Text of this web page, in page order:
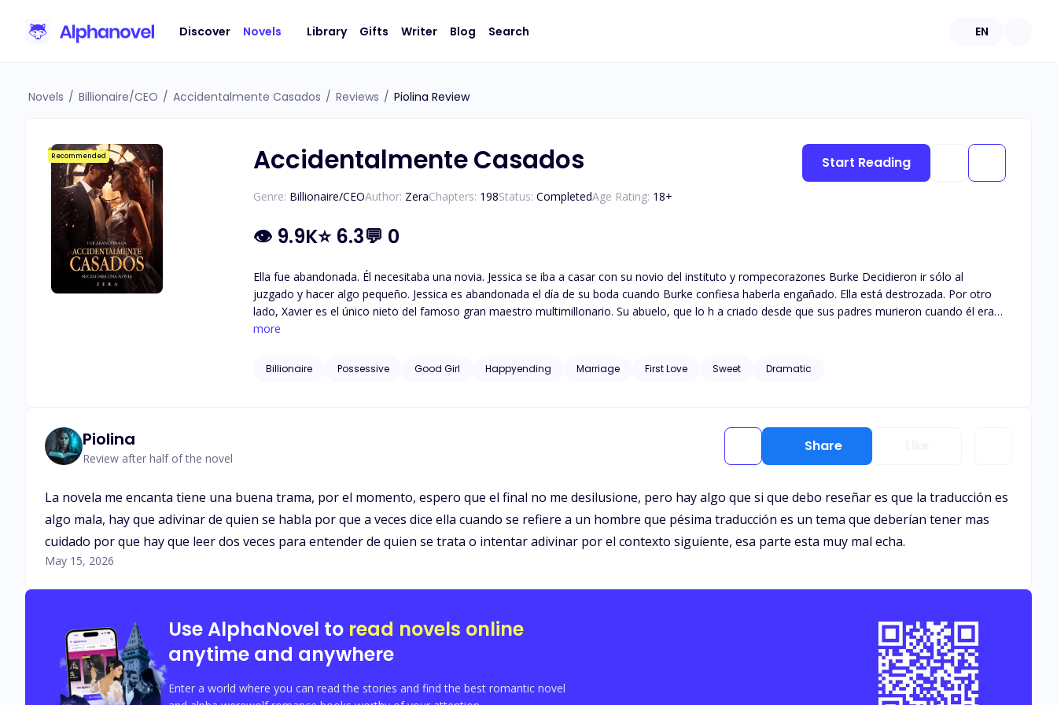
Discover Novels Library Gifts Writer Blog Search EN
Novels / Billionaire/CEO / Accidentalmente Casados / Reviews / Piolina Review
Recommended Accidentalmente Casados
Genre: Billionaire/CEOAuthor: ZeraChapters: 198Status: CompletedAge Rating: 18+
👁 9.9K⭐ 6.3💬 0
Ella fue abandonada. Él necesitaba una novia. Jessica se iba a casar con su novio del instituto y rompecorazones Burke Decidieron ir sólo al
juzgado y hacer algo pequeño. Jessica es abandonada el día de su boda cuando Burke confiesa haberla engañado. Ella está destrozada. Por otro
lado, Xavier es el único nieto del famoso gran maestro multimillonario. Su abuelo, que lo h a criado desde que sus padres murieron cuando él era
aún muy pequeño, está a punto de morir. El abuelo quiere que su nieto se case antes de transferirle la propiedad de la empresa. No le importa con
había visto antes no aparece el día de la boda. Casualmente, Jessica y Xavier coinciden en el mismo juzgado al mismo tiempo. Mientras Jessica
more
Billionaire Possessive Good Girl Happyending Marriage First Love Sweet Dramatic
Start Reading
Piolina
Review after half of the novel
Share
La novela me encanta tiene una buena trama, por el momento, espero que el final no me desilusione, pero hay algo que si que debo reseñar es que la traducción es
algo mala, hay que adivinar de quien se habla por que a veces dice ella cuando se refiere a un hombre que pésima traducción es un tema que deberían tener mas
cuidado por que hay que leer dos veces para entender de quien se trata o intentar adivinar por el contexto siguiente, esa parte esta muy mal echa.
May 15, 2026
Use AlphaNovel to read novels online
anytime and anywhere
Enter a world where you can read the stories and find the best romantic novel